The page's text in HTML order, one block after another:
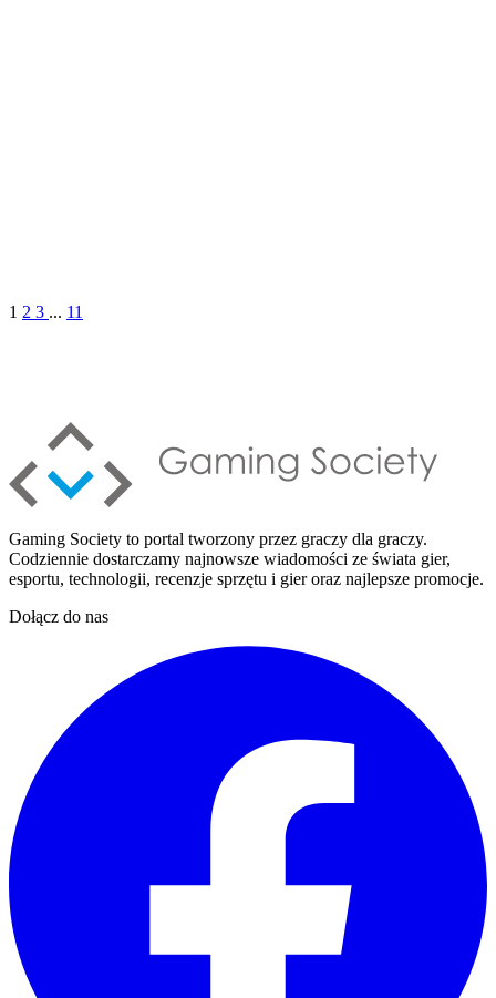
1 2 3 ... 11
Gaming Society to portal tworzony przez graczy dla graczy.
Codziennie dostarczamy najnowsze wiadomości ze świata gier,
esportu, technologii, recenzje sprzętu i gier oraz najlepsze promocje.
Dołącz do nas